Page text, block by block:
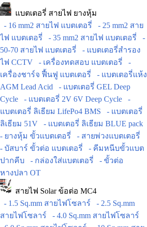
แบตเตอรี่ สายไฟ ยางหุ้ม
- 16 mm2 สายไฟ แบตเตอรี่
- 25 mm2 สาย
ไฟ แบตเตอรี่
- 35 mm2 สายไฟ แบตเตอรี่
-
50-70 สายไฟ แบตเตอรี่
- แบตเตอรี่สำรอง
ไฟ CCTV
- เครื่องทดสอบ แบตเตอรี่
-
เครื่องชาร์จ ฟื้นฟู แบตเตอรี่
- แบตเตอรี่แห้ง
AGM Lead Acid
- แบตเตอรี่ GEL Deep
Cycle
- แบตเตอรี่ 2V 6V Deep Cycle
-
แบตเตอรี่ ลิเธียม LifePo4 BMS
- แบตเตอรี่
ลิเธียม 51V
- แบตเตอรี่ ลิเธียม BLUE pack
- ยางหุ้ม ขั้วแบตเตอรี่
- สายพ่วงแบตเตอรี่
- บัสบาร์ ขั้วต่อ แบตเตอรี่
- คีมหนีบขั้วแบต
ปากคีบ
- กล่องใส่แบตเตอรี่
- ขั้วต่อ
หางปลา OT
สายไฟ Solar ข้อต่อ MC4
- 1.5 Sq.mm สายไฟโซลาร์
- 2.5 Sq.mm
สายไฟโซลาร์
- 4.0 Sq.mm สายไฟโซลาร์